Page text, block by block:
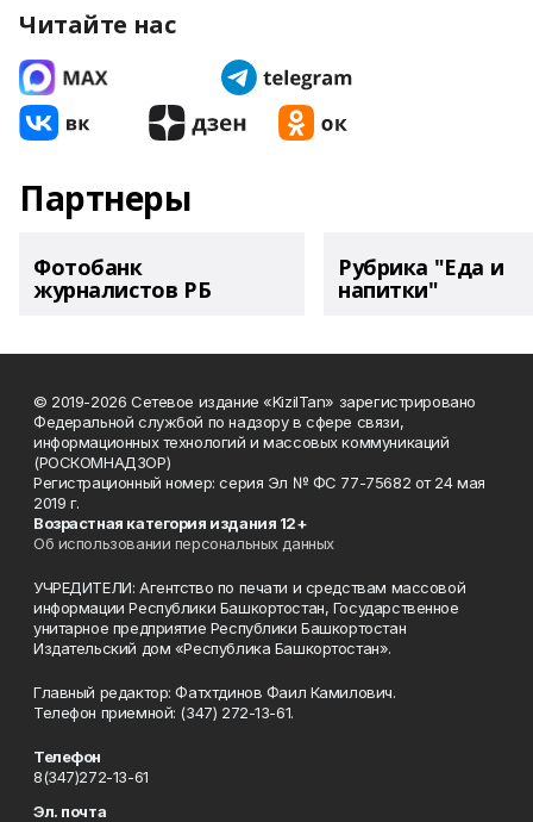
Читайте нас
Партнеры
Фотобанк
журналистов РБ
Рубрика "Еда и
напитки"
© 2019-2026 Сетевое издание «KizilTan» зарегистрировано
Федеральной службой по надзору в сфере связи,
информационных технологий и массовых коммуникаций
(РОСКОМНАДЗОР)
Регистрационный номер: серия Эл № ФС 77-75682 от 24 мая
2019 г.
Возрастная категория издания 12+
Об использовании персональных данных
УЧРЕДИТЕЛИ: Агентство по печати и средствам массовой
информации Республики Башкортостан, Государственное
унитарное предприятие Республики Башкортостан
Издательский дом «Республика Башкортостан».
Главный редактор: Фатхтдинов Фаил Камилович.
Телефон приемной: (347) 272-13-61.
Телефон
8(347)272-13-61
Эл. почта